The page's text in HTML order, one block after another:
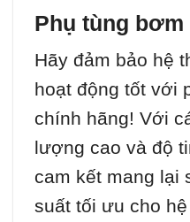
Phụ tùng
Hãy đảm bảo hệ
hoạt động tốt với
chính hãng! Với
lượng cao và độ
cam kết mang lại
suất tối ưu cho